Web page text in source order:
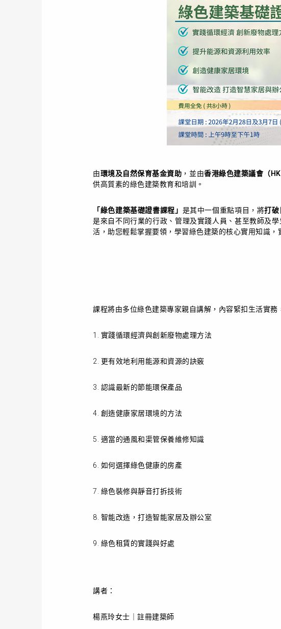
由環境及自然保育基金資助 ，並由香港綠色建築議會（
供高質素的綠色建築教育和培訓。
「綠色建築基礎證書課程」 是其中一個重點項目，將打破
是來自不同行業的行政、管理及實踐人員、甚至教師及
活，助您輕鬆掌握要領，學習綠色建築的核心實用知識，
課程將由多位綠色建築專家親自講解，內容緊扣生活實
1. 實踐循環經濟與創新廢物處理方法
2. 更有效地利用能源和資源的訣竅
3. 認識最新的節能環保產品
4. 創造健康家居環境的方法
5. 適當的通風和渠管保養維修知識
6. 如何選擇綠色健康的房產
7. 綠色裝修與靜音打拆技術
8. 智能改造，打造智能家居及辦公室
9. 綠色租賃的實踐與好處
講者：
楊燕玲女士｜註冊建築師